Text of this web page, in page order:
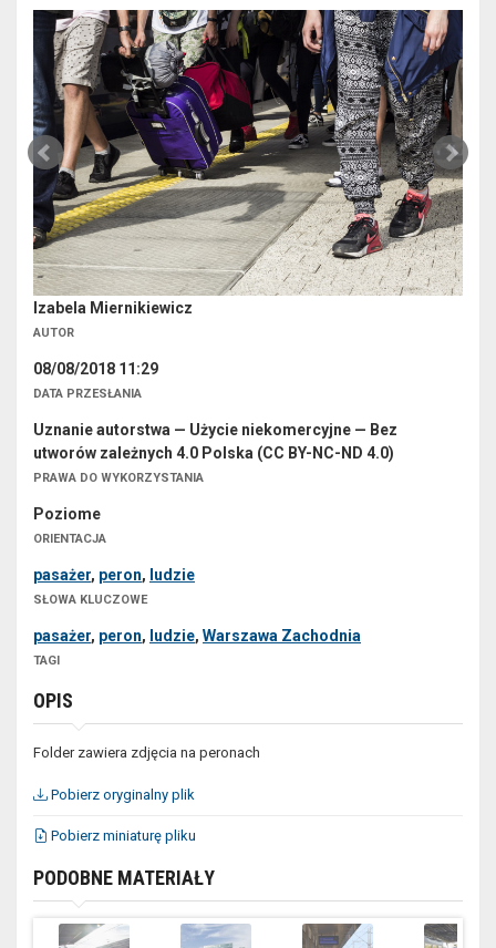
Izabela Miernikiewicz
AUTOR
08/08/2018 11:29
DATA PRZESŁANIA
Uznanie autorstwa — Użycie niekomercyjne — Bez
utworów zależnych 4.0 Polska (CC BY-NC-ND 4.0)
PRAWA DO WYKORZYSTANIA
Poziome
ORIENTACJA
pasażer, peron, ludzie
SŁOWA KLUCZOWE
pasażer, peron, ludzie, Warszawa Zachodnia
TAGI
OPIS
Folder zawiera zdjęcia na peronach
Pobierz oryginalny plik
Pobierz miniaturę pliku
PODOBNE MATERIAŁY